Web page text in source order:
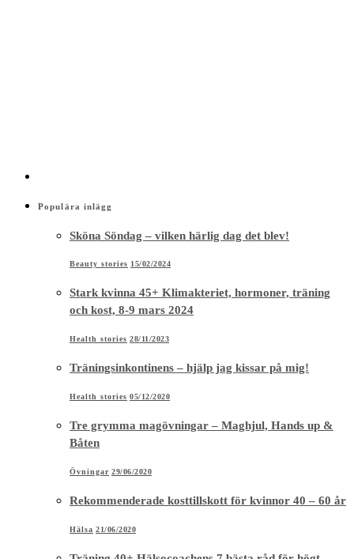
Populära inlägg
Sköna Söndag – vilken härlig dag det blev!
Beauty stories 15/02/2024
Stark kvinna 45+ Klimakteriet, hormoner, träning
och kost, 8-9 mars 2024
Health stories 28/11/2023
Träningsinkontinens – hjälp jag kissar på mig!
Health stories 05/12/2020
Tre grymma magövningar – Maghjul, Hands up &
Båten
Övningar 29/06/2020
Rekommenderade kosttillskott för kvinnor 40 – 60 år
Hälsa 21/06/2020